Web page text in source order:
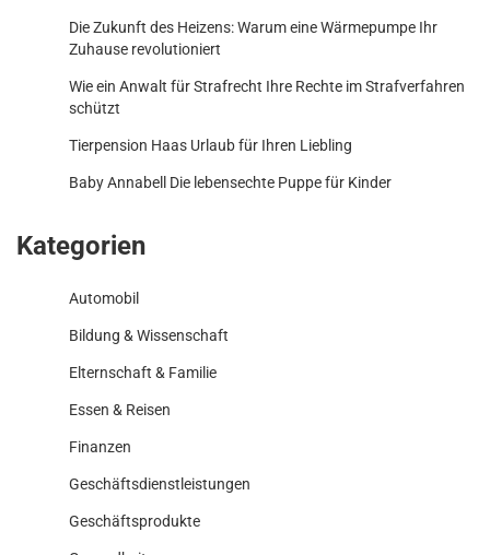
Die Zukunft des Heizens: Warum eine Wärmepumpe Ihr
Zuhause revolutioniert
Wie ein Anwalt für Strafrecht Ihre Rechte im Strafverfahren
schützt
Tierpension Haas Urlaub für Ihren Liebling
Baby Annabell Die lebensechte Puppe für Kinder
Kategorien
Automobil
Bildung & Wissenschaft
Elternschaft & Familie
Essen & Reisen
Finanzen
Geschäftsdienstleistungen
Geschäftsprodukte